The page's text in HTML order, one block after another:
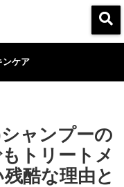
ンケア
ャンプーの
トリートメ
酷な理由と